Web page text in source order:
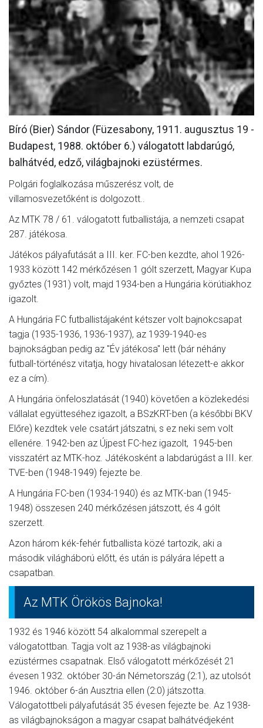
MÉRKŐZÉSEK
KLUB
GALÉRIA
SZURKOLÓI ÉLMÉNYEK
AKKREDITÁCIÓ
Bíró (Bier) Sándor (Füzesabony, 1911. augusztus 19 -
Budapest, 1988. október 6.) válogatott labdarúgó,
balhátvéd, edző, világbajnoki ezüstérmes.
Polgári foglalkozása műszerész volt, de
villamosvezetőként is dolgozott..
Az MTK 78 / 61. válogatott futballistája, a nemzeti csapat
287. játékosa.
Játékos pályafutását a III. ker. FC-ben kezdte, ahol 1926-
1933 között 142 mérkőzésen 1 gólt szerzett, Magyar Kupa
győztes (1931) volt, majd 1934-ben a Hungária körútiakhoz
igazolt.
A Hungária FC futballistájaként kétszer volt bajnokcsapat
tagja (1935-1936, 1936-1937), az 1939-1940-es
bajnokságban pedig az "Év játékosa" lett (bár néhány
futball-történész vitatja, hogy hivatalosan létezett-e akkor
ez a cím).
A Hungária önfeloszlatását (1940) követően a közlekedési
vállalat együtteséhez igazolt, a BSzKRT-ben (a későbbi BKV
Előre) kezdtek vele csatárt játszatni, s ez neki sem volt
ellenére. 1942-ben az Újpest FC-hez igazolt, 1945-ben
visszatért az MTK-hoz. Játékosként a labdarúgást a III. ker.
TVE-ben (1948-1949) fejezte be.
A Hungária FC-ben (1934-1940) és az MTK-ban (1945-
1948) összesen 240 mérkőzésen játszott, és 4 gólt
szerzett.
Azon három kék-fehér futballista közé tartozik, aki a
második világháború előtt, és után is pályára lépett a
csapatban.
Az MTK Örökös Bajnoka!
1932 és 1946 között 54 alkalommal szerepelt a
válogatottban. Tagja volt az 1938-as világbajnoki
ezüstérmes csapatnak. Első válogatott mérkőzését 21
évesen 1932. október 30-án Németország (2:1), az utolsót
1946. október 6-án Ausztria ellen (2:0) játszotta.
Válogatottbeli pályafutását 35 évesen fejezte be. Az 1938-
as világbajnokságon a magyar csapat balhátvédjeként